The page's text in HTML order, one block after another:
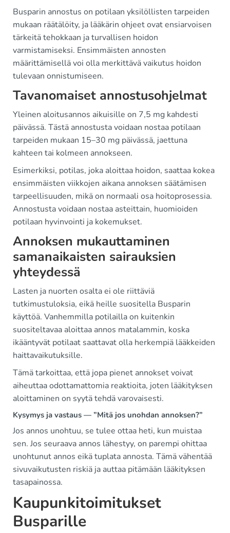
Busparin annostus on potilaan yksilöllisten tarpeiden
mukaan räätälöity, ja lääkärin ohjeet ovat ensiarvoisen
tärkeitä tehokkaan ja turvallisen hoidon
varmistamiseksi. Ensimmäisten annosten
määrittämisellä voi olla merkittävä vaikutus hoidon
tulevaan onnistumiseen.
Tavanomaiset annostusohjelmat
Yleinen aloitusannos aikuisille on 7,5 mg kahdesti
päivässä. Tästä annostusta voidaan nostaa potilaan
tarpeiden mukaan 15–30 mg päivässä, jaettuna
kahteen tai kolmeen annokseen.
Esimerkiksi, potilas, joka aloittaa hoidon, saattaa kokea
ensimmäisten viikkojen aikana annoksen säätämisen
tarpeellisuuden, mikä on normaali osa hoitoprosessia.
Annostusta voidaan nostaa asteittain, huomioiden
potilaan hyvinvointi ja kokemukset.
Annoksen mukauttaminen
samanaikaisten sairauksien
yhteydessä
Lasten ja nuorten osalta ei ole riittäviä
tutkimustuloksia, eikä heille suositella Busparin
käyttöä. Vanhemmilla potilailla on kuitenkin
suositeltavaa aloittaa annos matalammin, koska
ikääntyvät potilaat saattavat olla herkempiä lääkkeiden
haittavaikutuksille.
Tämä tarkoittaa, että jopa pienet annokset voivat
aiheuttaa odottamattomia reaktioita, joten lääkityksen
aloittaminen on syytä tehdä varovaisesti.
Kysymys ja vastaus — ”Mitä jos unohdan annoksen?”
Jos annos unohtuu, se tulee ottaa heti, kun muistaa
sen. Jos seuraava annos lähestyy, on parempi ohittaa
unohtunut annos eikä tuplata annosta. Tämä vähentää
sivuvaikutusten riskiä ja auttaa pitämään lääkityksen
tasapainossa.
Kaupunkitoimitukset
Busparille